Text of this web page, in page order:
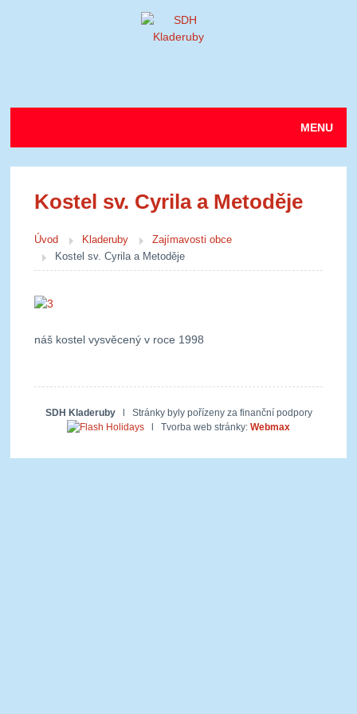
MENU
Úvod
O nás
Aktuality
Výjezdová jednotka
Zajímavé odkazy
Kostel sv. Cyrila a Metoděje
Úvod Kladeruby
Zajímavosti obce
Kostel sv. Cyrila a Metoděje
náš kostel vysvěcený v roce 1998
SDH Kladerubyl Stránky byly pořízeny za finanční podpory
l Tvorba web stránky: Webmax